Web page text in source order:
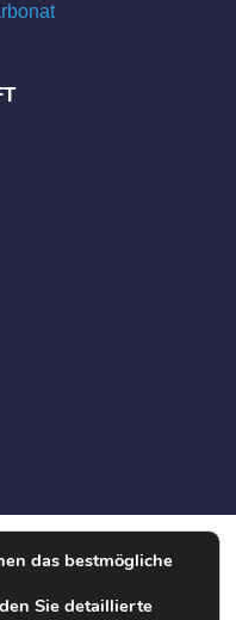
MATERIAL TECHNOLOGY
RESERVED
das bestmögliche
Sie detaillierte